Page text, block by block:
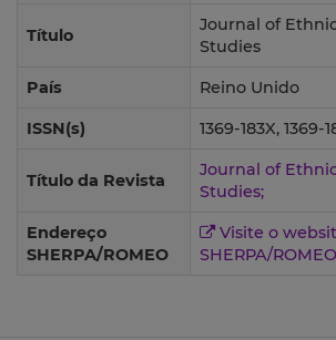
Título
Journal of
Studies
País Reino Unido
ISSN(s) 1369-183X, 1369-
Título da Revista
Journal of
Studies;
Endereço
SHERPA/ROMEO
Visite o
SHERPA/ROMEO